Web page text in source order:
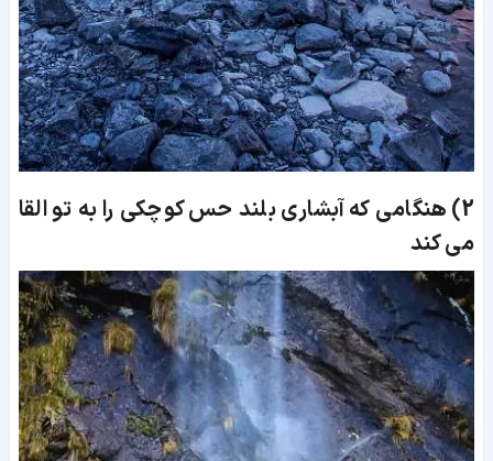
2) هنگامی که آبشاری بلند حس کوچکی را به تو القا
می کند